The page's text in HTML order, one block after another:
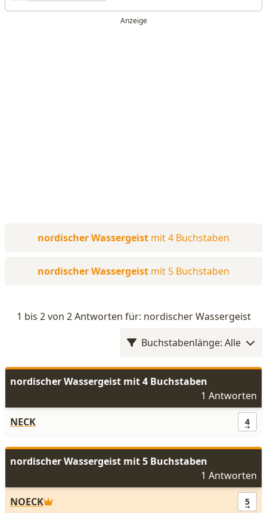
nordischer Wassergeist mit 4 Buchstaben
nordischer Wassergeist mit 5 Buchstaben
1 bis 2 von 2 Antworten für: nordischer Wassergeist
Buchstabenlänge: Alle
nordischer Wassergeist mit 4 Buchstaben
1 Antworten
NECK
4
nordischer Wassergeist mit 5 Buchstaben
1 Antworten
NOECK
5